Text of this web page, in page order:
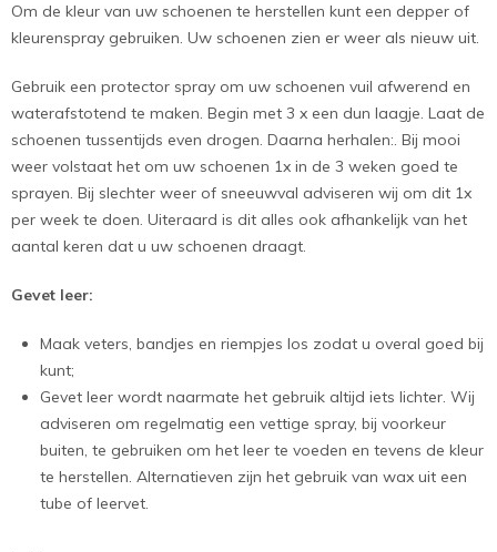
Om de kleur van uw schoenen te herstellen kunt een depper of
kleurenspray gebruiken. Uw schoenen zien er weer als nieuw uit.
Gebruik een protector spray om uw schoenen vuil afwerend en
waterafstotend te maken. Begin met 3 x een dun laagje. Laat de
schoenen tussentijds even drogen. Daarna herhalen:. Bij mooi
weer volstaat het om uw schoenen 1x in de 3 weken goed te
sprayen. Bij slechter weer of sneeuwval adviseren wij om dit 1x
per week te doen. Uiteraard is dit alles ook afhankelijk van het
aantal keren dat u uw schoenen draagt.
Gevet leer:
Maak veters, bandjes en riempjes los zodat u overal goed bij
kunt;
Gevet leer wordt naarmate het gebruik altijd iets lichter. Wij
adviseren om regelmatig een vettige spray, bij voorkeur
buiten, te gebruiken om het leer te voeden en tevens de kleur
te herstellen. Alternatieven zijn het gebruik van wax uit een
tube of leervet.